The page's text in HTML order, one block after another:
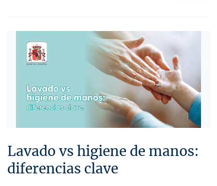
Lavado vs higiene de manos:
diferencias clave